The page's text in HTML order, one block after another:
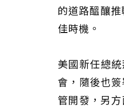
的道路醞釀
佳時機。
美國新任總
會，隨後也
管開發，另